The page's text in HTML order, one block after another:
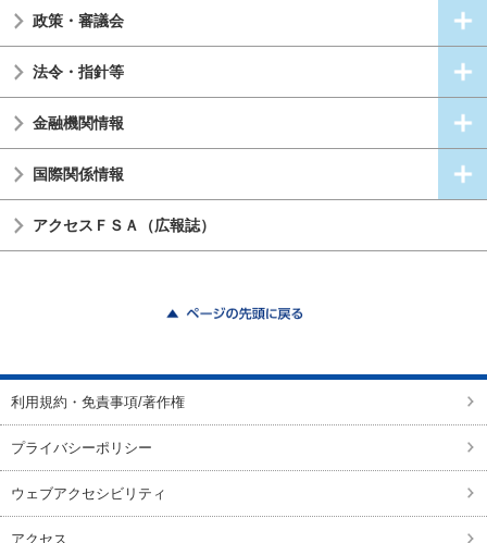
政策・審議会
法令・指針等
金融機関情報
国際関係情報
アクセスＦＳＡ（広報誌）
利用規約・免責事項/著作権
プライバシーポリシー
ウェブアクセシビリティ
アクセス